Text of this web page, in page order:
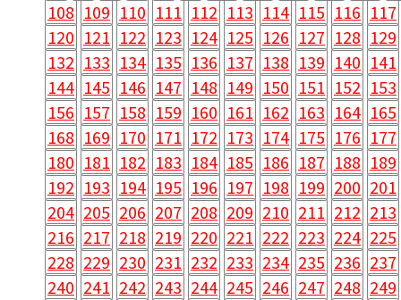
108 109 110 111 112 113 114 115 116 117
120 121 122 123 124 125 126 127 128 129
132 133 134 135 136 137 138 139 140 141
144 145 146 147 148 149 150 151 152 153
156 157 158 159 160 161 162 163 164 165
168 169 170 171 172 173 174 175 176 177
180 181 182 183 184 185 186 187 188 189
192 193 194 195 196 197 198 199 200 201
204 205 206 207 208 209 210 211 212 213
216 217 218 219 220 221 222 223 224 225
228 229 230 231 232 233 234 235 236 237
240 241 242 243 244 245 246 247 248 249